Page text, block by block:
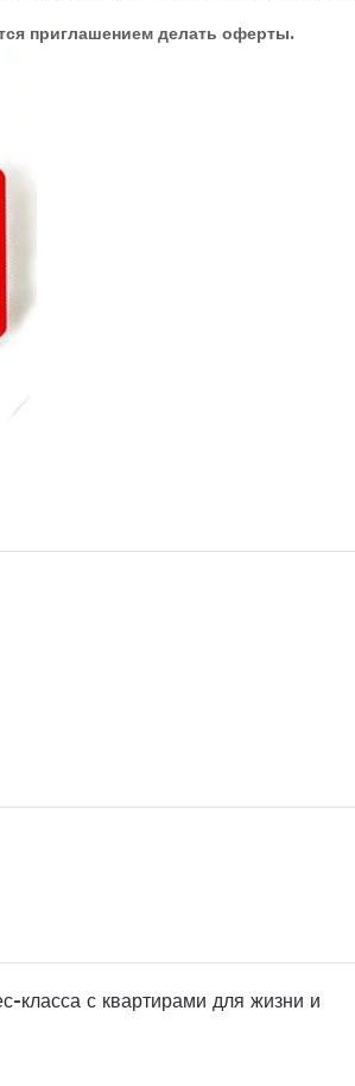
приглашением делать оферты.
класса с квартирами для жизни и